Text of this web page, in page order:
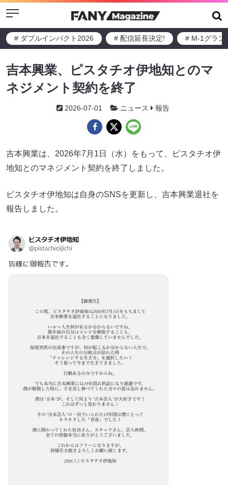
Menu
# ダブルインパクト2026 # 配信延長決定! # M-1グラン
吉本興業、ピスタチオ伊地知とのマ
ネジメント契約を終了
2026-07-01 ニュース 報告
吉本興業は、2026年7月1日（水）をもって、ピスタチオ伊
地知とのマネジメント契約を終了しました。
ピスタチオ伊地知は自身のSNSを更新し、吉本興業退社を
報告しました。